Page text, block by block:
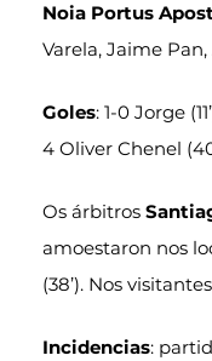
Noia Portus
Varela, Jaime
Goles: 1-0 Jorge
4 Oliver Chenel
Os árbitros
amoestaron nos
(38’). Nos
Incidencias: